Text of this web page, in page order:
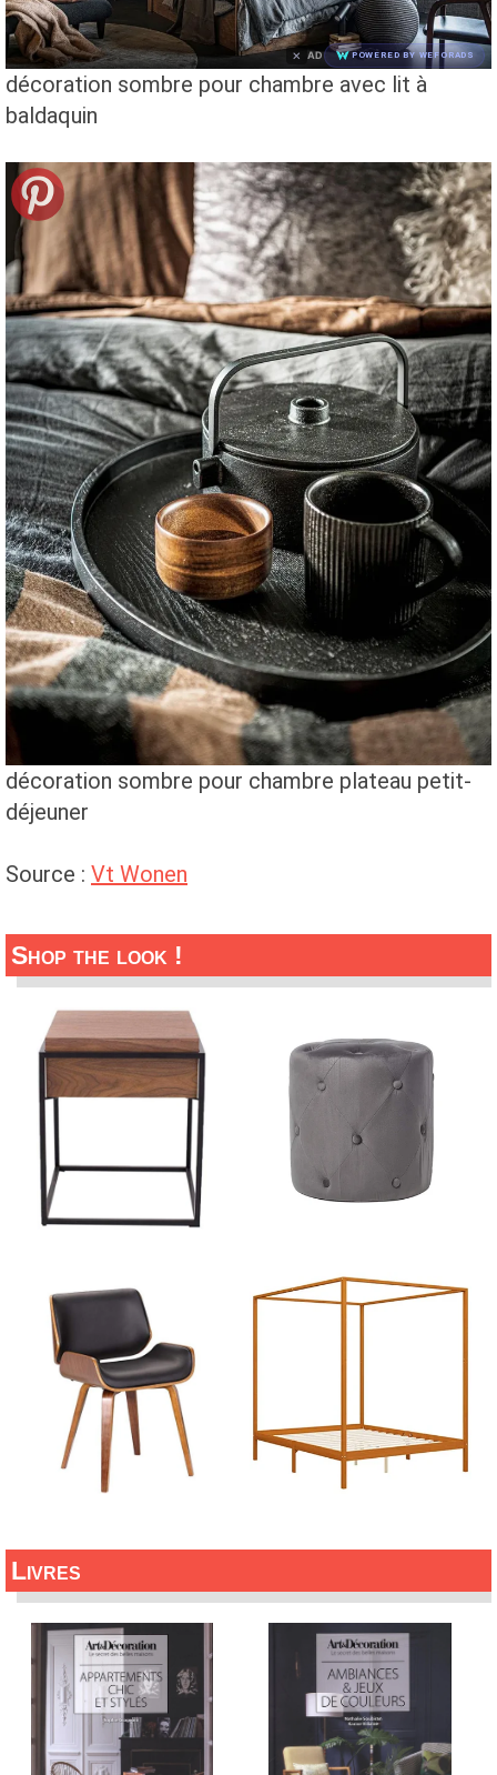
× AD POWERED BY WEFORADS
décoration sombre pour chambre avec lit à
baldaquin
décoration sombre pour chambre plateau petit-
déjeuner
Source : Vt Wonen
Shop the look !
Livres